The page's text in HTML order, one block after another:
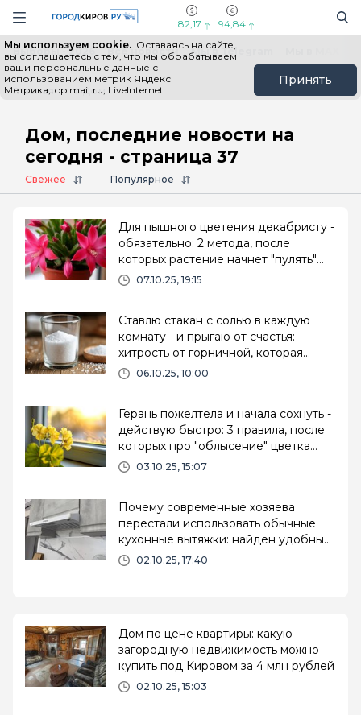
Навигация сайта
82,17 94,84
Мы используем cookie. Оставаясь на сайте,
вы соглашаетесь с тем, что мы обрабатываем
ваши персональные данные с
использованием метрик Яндекс
Метрика,top.mail.ru, LiveInternet.
Принять
Выборы - 2026 Все новости Мы в Telegram
Главная # Дом
Дом, последние новости на
сегодня - страница 37
Свежее Популярное
Для пышного цветения декабристу -
обязательно: 2 метода, после
которых растение начнет "пулять"
бутонами
07.10.25, 19:15
Ставлю стакан с солью в каждую
комнату - и прыгаю от счастья:
хитрость от горничной, которая
меняет атмосферу в доме
06.10.25, 10:00
Герань пожелтела и начала сохнуть -
действую быстро: 3 правила, после
которых про "облысение" цветка
можно забыть
03.10.25, 15:07
Почему современные хозяева
перестали использовать обычные
кухонные вытяжки: найден удобный
и эффективный вариант
02.10.25, 17:40
Дом по цене квартиры: какую
загородную недвижимость можно
купить под Кировом за 4 млн рублей
02.10.25, 15:03